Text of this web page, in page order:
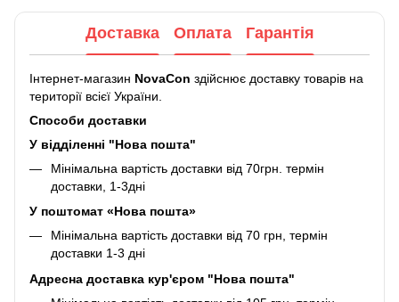
Доставка Оплата Гарантія
Інтернет-магазин NovaCon здійснює доставку товарів на
території всієї України.
Способи доставки
У відділенні "Нова пошта"
Мінімальна вартість доставки від 70грн. термін
доставки, 1-3дні
У поштомат «Нова пошта»
Мінімальна вартість доставки від 70 грн, термін
доставки 1-3 дні
Адресна доставка кур'єром "Нова пошта"